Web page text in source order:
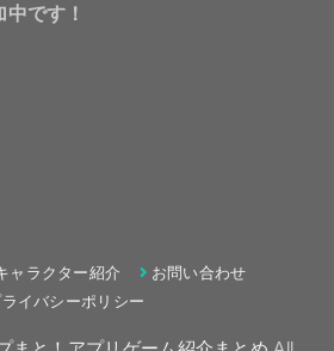
です！
ャラクター紹介
お問い合わせ
イバシーポリシー